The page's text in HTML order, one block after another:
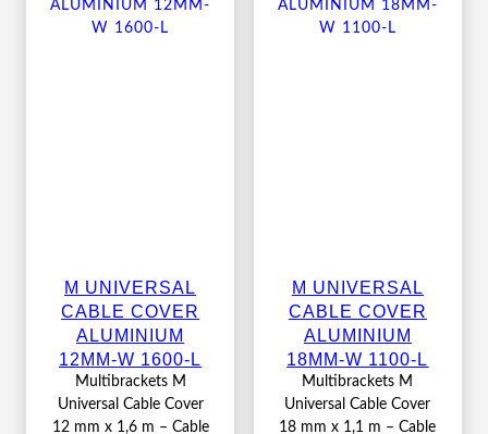
M UNIVERSAL
CABLE COVER
ALUMINIUM
12MM-W 1600-L
Multibrackets M
Universal Cable Cover
12 mm x 1,6 m – Cable
M UNIVERSAL
CABLE COVER
ALUMINIUM
18MM-W 1100-L
Multibrackets M
Universal Cable Cover
18 mm x 1,1 m – Cable